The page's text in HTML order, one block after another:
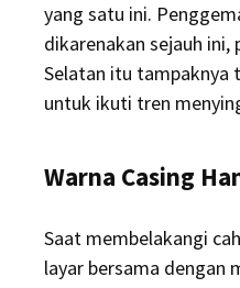
yang satu ini.
dikarenakan sejauh ini,
Selatan itu tampaknya
untuk ikuti tren
Warna Casing
Saat membelakangi
layar bersama dengan